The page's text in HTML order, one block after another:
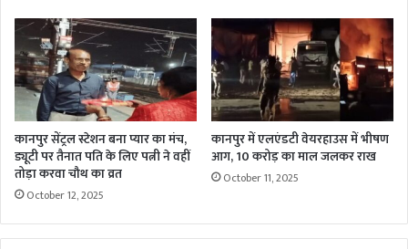
कानपुर सेंट्रल स्टेशन बना प्यार का मंच,
ड्यूटी पर तैनात पति के लिए पत्नी ने वहीं
तोड़ा करवा चौथ का व्रत
October 12, 2025
कानपुर में एलएंडटी वेयरहाउस में भीषण
आग, 10 करोड़ का माल जलकर राख
October 11, 2025